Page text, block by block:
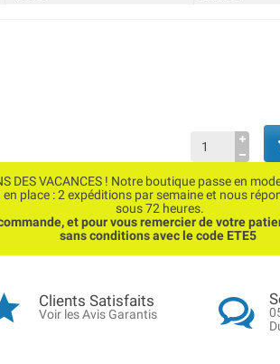
DES VACANCES ! Notre boutique passe en
en place : 2 expéditions par semaine et nous
sous 72 heures.
et pour vous remercier de votre
sans conditions avec le code ETE5
Clients Satisfaits
Voir les Avis Garantis